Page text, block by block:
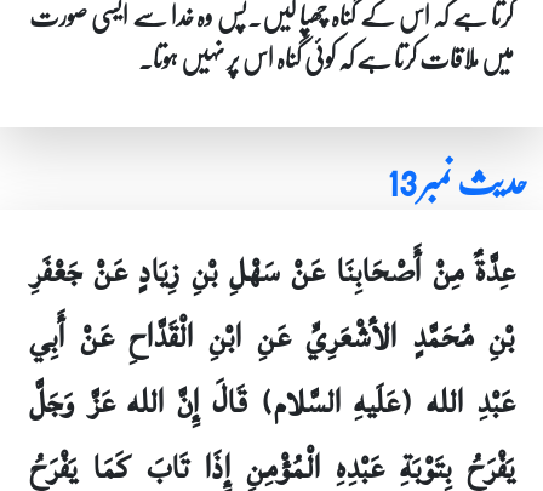
کرتا ہے کہ اس کے گناہ چھپا لیں۔پس وہ خدا سے ایسی صورت
میں ملاقات کرتا ہے کہ کوئی گناہ اس پر نہیں ہوتا۔
حدیث نمبر 13
عِدَّةٌ مِنْ أَصْحَابِنَا عَنْ سَهْلِ بْنِ زِيَادٍ عَنْ جَعْفَرِ
بْنِ مُحَمَّدٍ الأشْعَرِيِّ عَنِ ابْنِ الْقَدَّاحِ عَنْ أَبِي
عَبْدِ الله (عَلَيهِ السَّلام) قَالَ إِنَّ الله عَزَّ وَجَلَّ
يَفْرَحُ بِتَوْبَةِ عَبْدِهِ الْمُؤْمِنِ إِذَا تَابَ كَمَا يَفْرَحُ